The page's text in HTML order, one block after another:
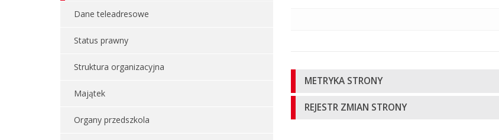
Dane teleadresowe
Status prawny
Struktura organizacyjna
Majątek
Organy przedszkola
Informacje
o
stronie
METRYKA STRONY
REJESTR ZMIAN STRONY